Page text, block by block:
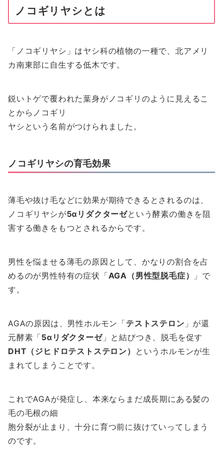
ノコギリヤシとは
「ノコギリヤシ」はヤシ科の植物の一種で、北アメリ
カ南東部に自生する低木です。
鋭いトゲで覆われた葉身がノコギリのように見えるこ
とからノコギリ
ヤシという名前がつけられました。
ノコギリヤシの育毛効果
薄毛や抜け毛などに効果が期待できるとされるのは、
ノコギリヤシが5αリダクターゼという酵素の働きを阻
害する働きをもつとされるからです。
男性を悩ませる薄毛の原因として、かなりの割合を占
めるのが男性特有の症状「AGA（男性型脱毛症）
」で
す。
AGAの原因は、男性ホルモン「テストステロン 」が還
元酵素「5αリダクターゼ」と結びつき、脱毛を促す
DHT（ジヒドロテストステロン） というホルモンが生
まれてしまうことです。
これでAGAが発症し、本来ならまだ成長期にある髪の
毛の毛根の細
胞分裂が止まり、十分に育つ前に抜けていってしまう
のです。